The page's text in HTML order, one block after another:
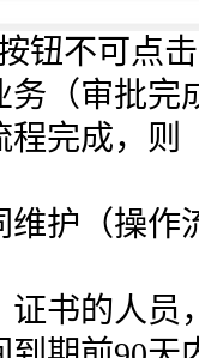
钮不可点
务（审批完
程完成，则
维护（操作
证书的人员